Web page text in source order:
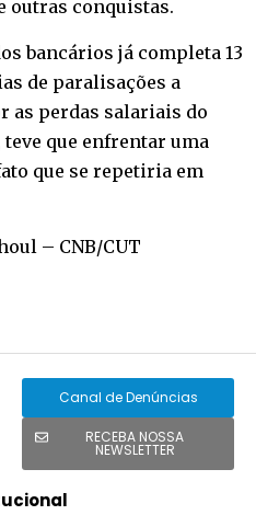
outras conquistas.
bancários já completa 13
de paralisações a
as perdas salariais do
que enfrentar uma
que se repetiria em
– CNB/CUT
Canal de Denúncias
RECEBA NOSSA
NEWSLETTER